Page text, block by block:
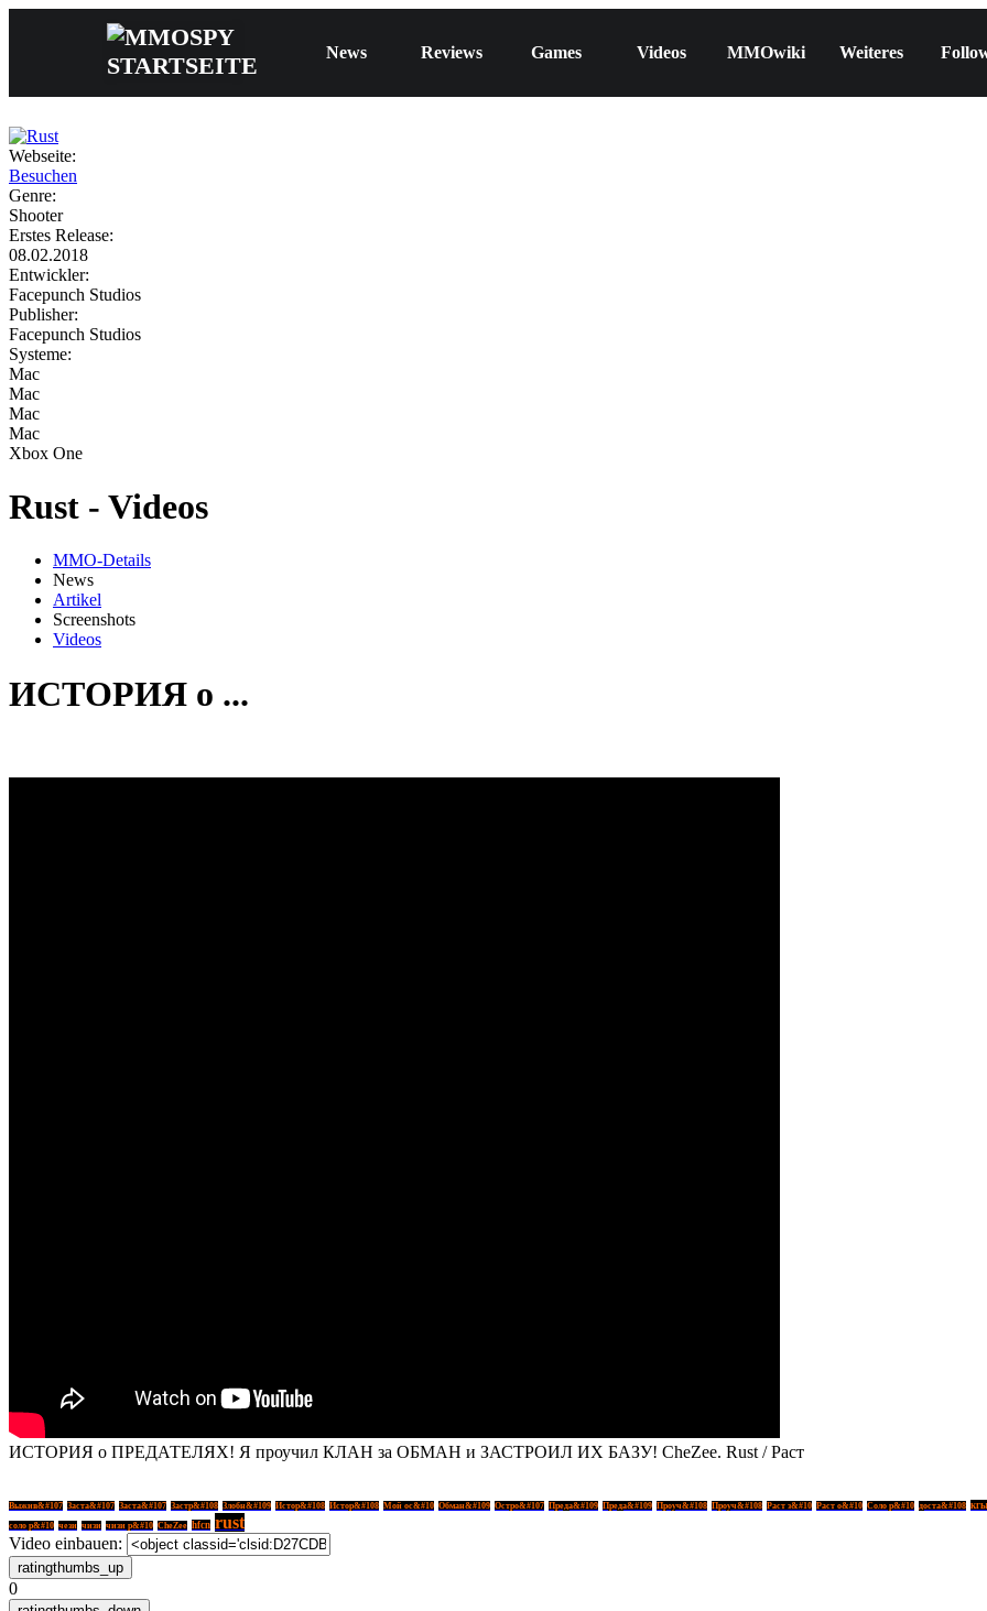
News Reviews Games Videos MMOwiki Weiteres
Webseite:
Besuchen
Genre:
Shooter
Erstes Release:
08.02.2018
Entwickler:
Facepunch Studios
Publisher:
Facepunch Studios
Systeme:
Mac
Mac
Mac
Mac
Xbox One
Rust - Videos
MMO-Details
News
Artikel
Screenshots
Videos
ИСТОРИЯ о ...
ИСТОРИЯ о ПРЕДАТЕЛЯХ! Я проучил КЛАН за ОБМАН и ЗАСТРОИЛ ИХ БАЗУ! CheZee. Rust / Раст
Выжив&#107 Заста&#107 Заста&#107 Застр&#108 Злобн&#109 Истор&#108 Истор&#108 Мой ос&#10 Обман&#109 Остро&#107 Преда&#109 Преда&#109 Проуч&#108 Проуч&#108 Раст з&#10 Раст о&#10 Соло р&#10 доста&#108
соло р&#10 чези чизи чизи р&#10 CheZee hfcn rust
Video einbauen:
0